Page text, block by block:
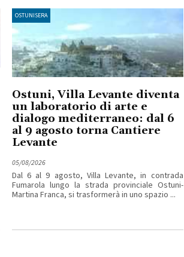
OSTUNISERA
Ostuni, Villa Levante diventa
un laboratorio di arte e
dialogo mediterraneo: dal 6
al 9 agosto torna Cantiere
Levante
05/08/2026
Dal 6 al 9 agosto, Villa Levante, in contrada
Fumarola lungo la strada provinciale Ostuni-
Martina Franca, si trasformerà in uno spazio ...